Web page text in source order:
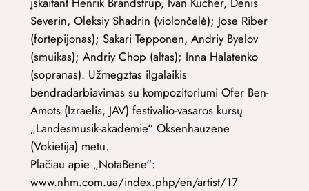
Severin, Oleksiy Shadrin (violončelė); Jose Riber
(fortepijonas); Sakari Tepponen, Andriy Byelov
(smuikas); Andriy Chop (altas); Inna Halatenko
(sopranas). Užmegztas ilgalaikis
bendradarbiavimas su kompozitoriumi Ofer Ben-
Amots (Izraelis, JAV) festivalio-vasaros kursų
„Landesmusik-akademie“ Oksenhauzene
(Vokietija) metu.
Plačiau apie „NotaBene“:
www.nhm.com.ua/index.php/en/artist/17